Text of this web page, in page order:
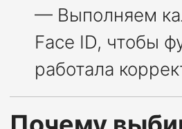
— Выполняем
Face ID, чтобы
работала